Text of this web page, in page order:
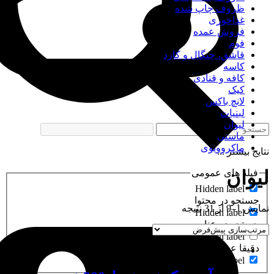
نتایج بیشتر ...
فیلد های عمومی
Hidden label
جستجو در محتوا
Hidden label
جستجو در عناوین
Hidden label
دقیقا عین عبارت
Hidden label
ظروف چاپ شده
غذاخوری
فروش عمده
فوم
قاشق، چنگال و کارد
کاسه
کافه و قنادی
کیک
لانچ باکس
لبنیات
لیوان
ماستی
ماکروویوی
لیوان
نمایش 1–9 از 31 نتیجه